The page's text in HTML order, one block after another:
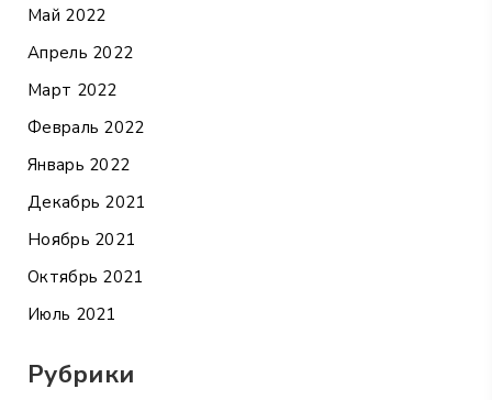
Май 2022
Апрель 2022
Март 2022
Февраль 2022
Январь 2022
Декабрь 2021
Ноябрь 2021
Октябрь 2021
Июль 2021
Рубрики